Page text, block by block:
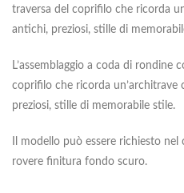
traversa del coprifilo che ricorda
antichi, preziosi, stille di
L’assemblaggio a coda di rondine
coprifilo che ricorda un’architrave
preziosi, stille di memorabile stile.
Il modello può essere richiesto
rovere finitura fondo scuro.